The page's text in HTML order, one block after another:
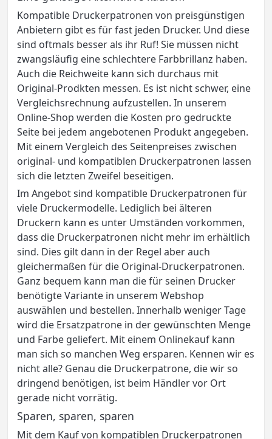
Kompatible Druckerpatronen von preisgünstigen
Anbietern gibt es für fast jeden Drucker. Und diese
sind oftmals besser als ihr Ruf! Sie müssen nicht
zwangsläufig eine schlechtere Farbbrillanz haben.
Auch die Reichweite kann sich durchaus mit
Original-Prodkten messen. Es ist nicht schwer, eine
Vergleichsrechnung aufzustellen. In unserem
Online-Shop werden die Kosten pro gedruckte
Seite bei jedem angebotenen Produkt angegeben.
Mit einem Vergleich des Seitenpreises zwischen
original- und kompatiblen Druckerpatronen lassen
sich die letzten Zweifel beseitigen.
Im Angebot sind kompatible Druckerpatronen für
viele Druckermodelle. Lediglich bei älteren
Druckern kann es unter Umständen vorkommen,
dass die Druckerpatronen nicht mehr im erhältlich
sind. Dies gilt dann in der Regel aber auch
gleichermaßen für die Original-Druckerpatronen.
Ganz bequem kann man die für seinen Drucker
benötigte Variante in unserem Webshop
auswählen und bestellen. Innerhalb weniger Tage
wird die Ersatzpatrone in der gewünschten Menge
und Farbe geliefert. Mit einem Onlinekauf kann
man sich so manchen Weg ersparen. Kennen wir es
nicht alle? Genau die Druckerpatrone, die wir so
dringend benötigen, ist beim Händler vor Ort
gerade nicht vorrätig.
Sparen, sparen, sparen
Mit dem Kauf von kompatiblen Druckerpatronen